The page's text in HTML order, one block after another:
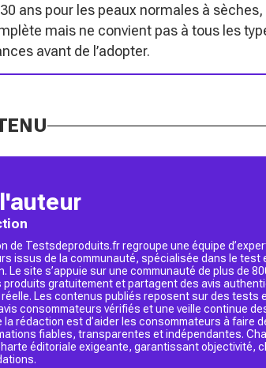
ans pour les peaux normales à
mais ne convient pas à tous les
avant de l’adopter.
de Testsdeproduits.fr regroupe une équipe
issus de la communauté, spécialisée dans le test
Le site s’appuie sur une communauté de plus de
gratuitement et partagent des avis
Les contenus publiés reposent sur des tests
consommateurs vérifiés et une veille continue
la rédaction est d’aider les consommateurs à faire
fiables, transparentes et indépendantes.
éditoriale exigeante, garantissant objectivité,